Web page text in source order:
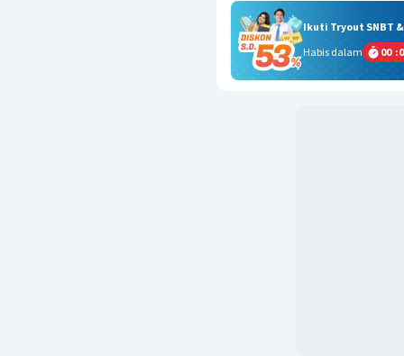
Ikuti Tryout SNBT
Habis dalam
00 :